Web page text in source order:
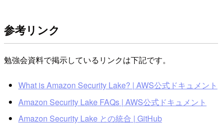
参考リンク
勉強会資料で掲示しているリンクは下記です。
What is Amazon Security Lake? | AWS公式ドキュメント
Amazon Security Lake FAQs | AWS公式ドキュメント
Amazon Security Lake との統合 | GitHub